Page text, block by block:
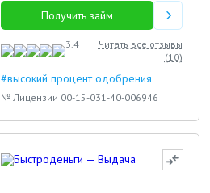
Получить займ
3.4
Читать все отзывы
(10)
#высокий процент одобрения
№ Лицензии 00-15-031-40-006946